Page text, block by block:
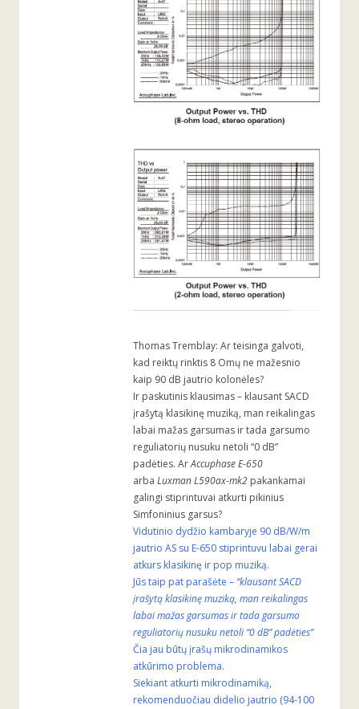
Thomas Tremblay: Ar teisinga galvoti,
kad reiktų rinktis 8 Omų ne mažesnio
kaip 90 dB jautrio kolonėles?
Ir paskutinis klausimas – klausant SACD
įrašytą klasikinę muziką, man reikalingas
labai mažas garsumas ir tada garsumo
reguliatorių nusuku netoli “0 dB”
padėties. ArAccuphase E-650
arba Luxman L590ax-mk2 pakankamai
galingi stiprintuvai atkurti pikinius
Simfoninius garsus?
Vidutinio dydžio kambaryje 90 dB/W/m
jautrio AS su E-650 stiprintuvu labai gerai
atkurs klasikinę ir pop muziką.
Jūs taip pat parašėte – “klausant SACD
įrašytą klasikinę muziką, man reikalingas
labai mažas garsumas ir tada garsumo
reguliatorių nusuku netoli “0 dB” padėties”
Čia jau būtų įrašų mikrodinamikos
atkūrimo problema.
Siekiant atkurti mikrodinamiką,
rekomenduočiau didelio jautrio (94-100